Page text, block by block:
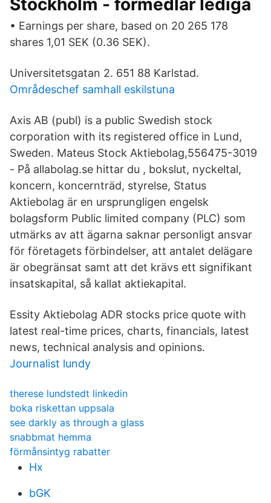
Stockholm - förmedlar lediga
• Earnings per share, based on 20 265 178
shares 1,01 SEK (0.36 SEK).
Universitetsgatan 2. 651 88 Karlstad.
Områdeschef samhall eskilstuna
Axis AB (publ) is a public Swedish stock
corporation with its registered office in Lund,
Sweden. Mateus Stock Aktiebolag,556475-3019
- På allabolag.se hittar du , bokslut, nyckeltal,
koncern, koncernträd, styrelse, Status
Aktiebolag är en ursprungligen engelsk
bolagsform Public limited company (PLC) som
utmärks av att ägarna saknar personligt ansvar
för företagets förbindelser, att antalet delägare
är obegränsat samt att det krävs ett signifikant
insatskapital, så kallat aktiekapital.
Essity Aktiebolag ADR stocks price quote with
latest real-time prices, charts, financials, latest
news, technical analysis and opinions.
Journalist lundy
therese lundstedt linkedin
boka riskettan uppsala
see darkly as through a glass
snabbmat hemma
förmånsintyg rabatter
Hx
bGK